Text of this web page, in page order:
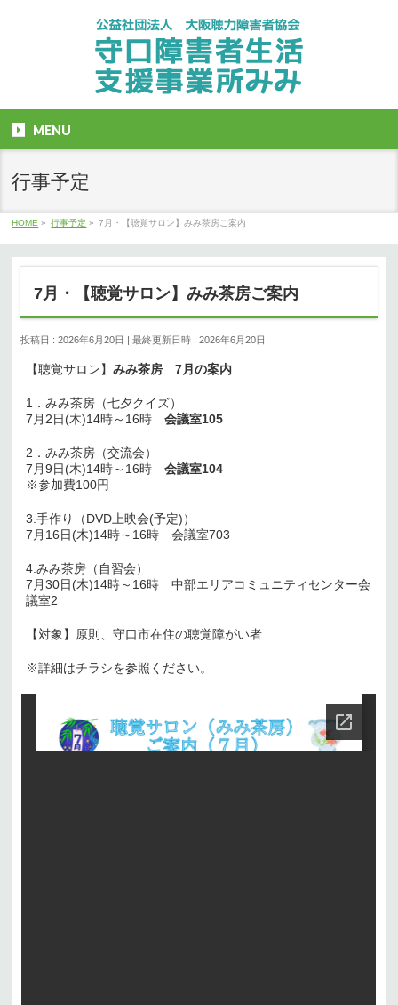
MENU
行事予定
HOME » 行事予定 » 7月・【聴覚サロン】みみ茶房ご案内
7月・【聴覚サロン】みみ茶房ご案内
投稿日 : 2026年6月20日 最終更新日時 : 2026年6月20日
【聴覚サロン】みみ茶房 7月の案内
1．みみ茶房（七夕クイズ）
7月2日(木)14時～16時会議室105
2．みみ茶房（交流会）
7月9日(木)14時～16時会議室104
※参加費100円
3.手作り（DVD上映会(予定)）
7月16日(木)14時～16時 会議室703
4.みみ茶房（自習会）
7月30日(木)14時～16時 中部エリアコミュニティセンター会
議室2
【対象】原則、守口市在住の聴覚障がい者
※詳細はチラシを参照ください。